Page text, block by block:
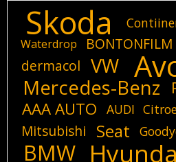
Skoda
Waterdrop BONTONFILM
dermacol
VW
Mercedes-Benz
AAA AUTO
AUDI
Mitsubishi Seat
BMW